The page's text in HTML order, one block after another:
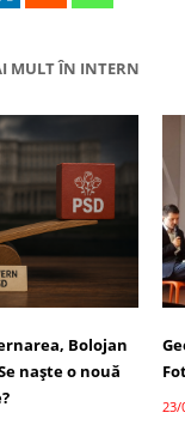
MULT ÎN INTERN
Bolojan
naște o nouă
23/